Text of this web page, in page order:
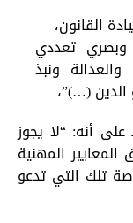
القانون،
تعددي
ونبذ
(…)”،
على أنه: “لا يجوز
المهنية
تلك التي تدعو